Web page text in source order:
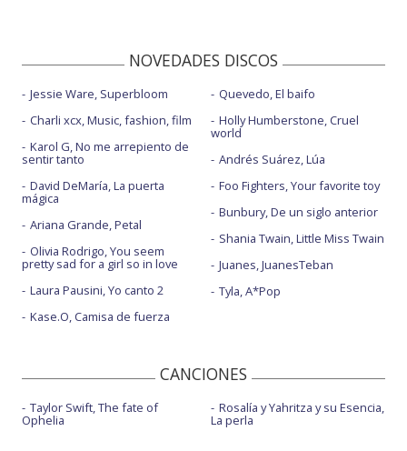
NOVEDADES DISCOS
Jessie Ware, Superbloom
Charli xcx, Music, fashion, film
Karol G, No me arrepiento de
sentir tanto
David DeMaría, La puerta
mágica
Ariana Grande, Petal
Olivia Rodrigo, You seem
pretty sad for a girl so in love
Laura Pausini, Yo canto 2
Kase.O, Camisa de fuerza
Quevedo, El baifo
Holly Humberstone, Cruel
world
Andrés Suárez, Lúa
Foo Fighters, Your favorite toy
Bunbury, De un siglo anterior
Shania Twain, Little Miss Twain
Juanes, JuanesTeban
Tyla, A*Pop
CANCIONES
Taylor Swift, The fate of
Ophelia
Rosalía y Yahritza y su Esencia,
La perla